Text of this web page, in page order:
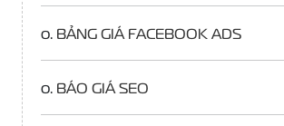
o. BẢNG GIÁ FACEBOOK ADS
o. BÁO GIÁ SEO